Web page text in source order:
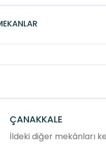
ÇANAKKALE
İldeki diğer mekânları